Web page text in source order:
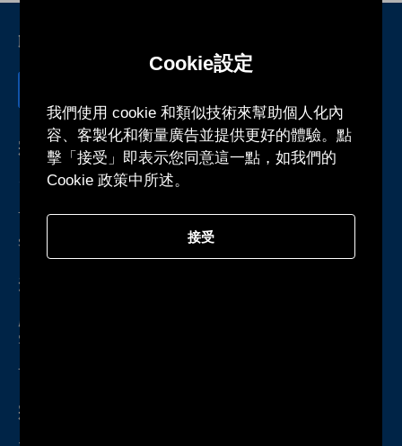
Cookie設定
我們使用 cookie 和類似技術來幫助個人化內
容、客製化和衡量廣告並提供更好的體驗。點
擊「接受」即表示您同意這一點，如我們的
Cookie 政策中所述。
接受
聯絡我們
冠德國際科技股份有限公司
台灣新北市中和區中板路23號9樓
+886-2-2223-3518
sales@twktec.com.tw
深圳研發中心暨服務處
廣東省深圳市光明區光明街道東周社區
雲智科技園B1棟1301號房
+86-755-27160388
冠德國際股份有限公司